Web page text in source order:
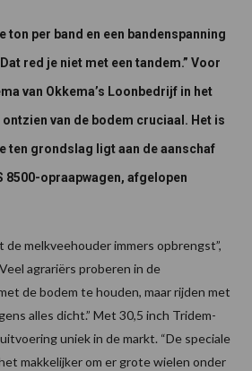
ton per band en een bandenspanning
red je niet met een tandem.” Voor
van Okkema’s Loonbedrijf in het
van de bodem cruciaal. Het is
ten grondslag ligt aan de aanschaf
8500-opraapwagen, afgelopen
melkveehouder immers opbrengst”,
agrariërs proberen in de
de bodem te houden, maar rijden met
alles dicht.” Met 30,5 inch Tridem-
uniek in de markt. “De speciale
makkelijker om er grote wielen onder